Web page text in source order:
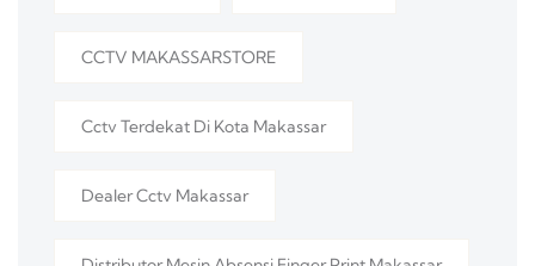
CCTV MAKASSARSTORE
Cctv Terdekat Di Kota Makassar
Dealer Cctv Makassar